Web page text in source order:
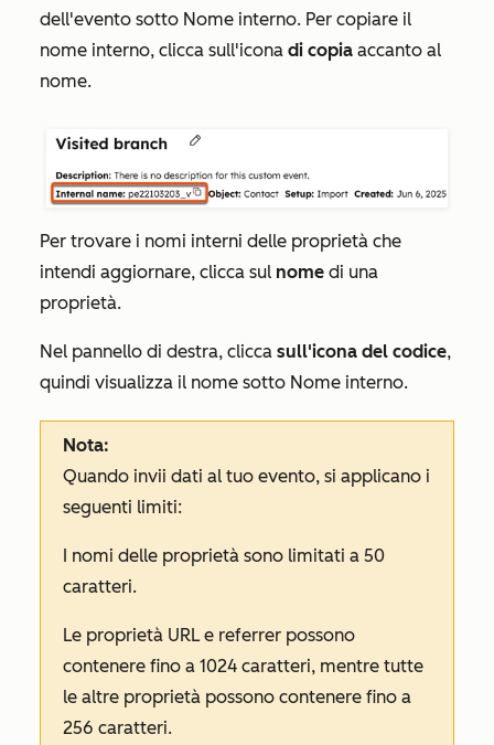
dell'evento sotto Nome interno. Per copiare il
nome interno, clicca sull'icona di copia accanto al
nome.
Per trovare i nomi interni delle proprietà che
intendi aggiornare, clicca sul nome di una
proprietà.
Nel pannello di destra, clicca sull'icona del codice,
quindi visualizza il nome sotto Nome interno.
Nota:
Quando invii dati al tuo evento, si applicano i
seguenti limiti:
I nomi delle proprietà sono limitati a 50
caratteri.
Le proprietà URL e referrer possono
contenere fino a 1024 caratteri, mentre tutte
le altre proprietà possono contenere fino a
256 caratteri.